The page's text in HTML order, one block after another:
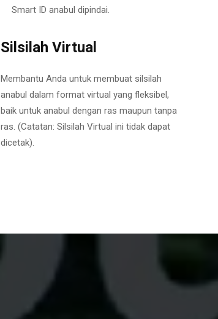
Smart ID anabul dipindai.
Silsilah Virtual
Membantu Anda untuk membuat silsilah
anabul dalam format virtual yang fleksibel,
baik untuk anabul dengan ras maupun tanpa
ras. (Catatan: Silsilah Virtual ini tidak dapat
dicetak).